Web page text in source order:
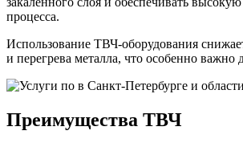
процесса.
Использование ТВЧ-оборудования
и перегрева металла, что особенно важно
Преимущества ТВЧ